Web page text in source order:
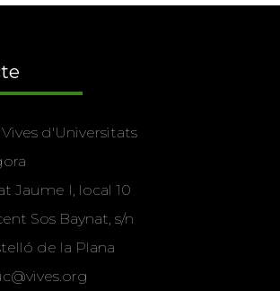
Vives d'Universitats
Jaume I, local 10
Sos Baynat, s/n
de la Plana